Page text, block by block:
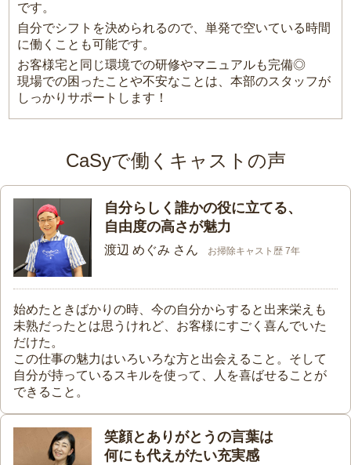
です。
自分でシフトを決められるので、単発で空いている時間
に働くことも可能です。
お客様宅と同じ環境での研修やマニュアルも完備◎
現場での困ったことや不安なことは、本部のスタッフが
しっかりサポートします！
CaSyで働くキャストの声
自分らしく誰かの役に立てる、
自由度の高さが魅力
渡辺 めぐみ さん お掃除キャスト歴 7年
始めたときばかりの時、今の自分からすると出来栄えも
未熟だったとは思うけれど、お客様にすごく喜んでいた
だけた。
この仕事の魅力はいろいろな方と出会えること。そして
自分が持っているスキルを使って、人を喜ばせることが
できること。
笑顔とありがとうの言葉は
何にも代えがたい充実感